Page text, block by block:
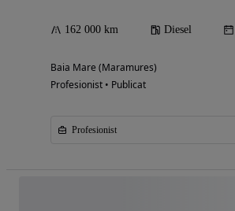
162 000 km Diesel
Baia Mare (Maramures)
Profesionist • Publicat
Profesionist